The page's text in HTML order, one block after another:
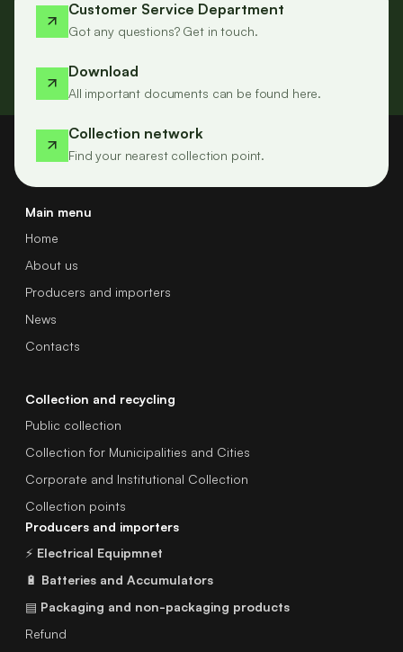
Customer Service Department
Got any questions? Get in touch.
Download
All important documents can be found here.
Collection network
Find your nearest collection point.
Main menu
Home
About us
Producers and importers
News
Contacts
Collection and recycling
Public collection
Collection for Municipalities and Cities
Corporate and Institutional Collection
Collection points
Producers and importers
⚡ Electrical Equipmnet
🔋 Batteries and Accumulators
▤ Packaging and non-packaging products
Refund